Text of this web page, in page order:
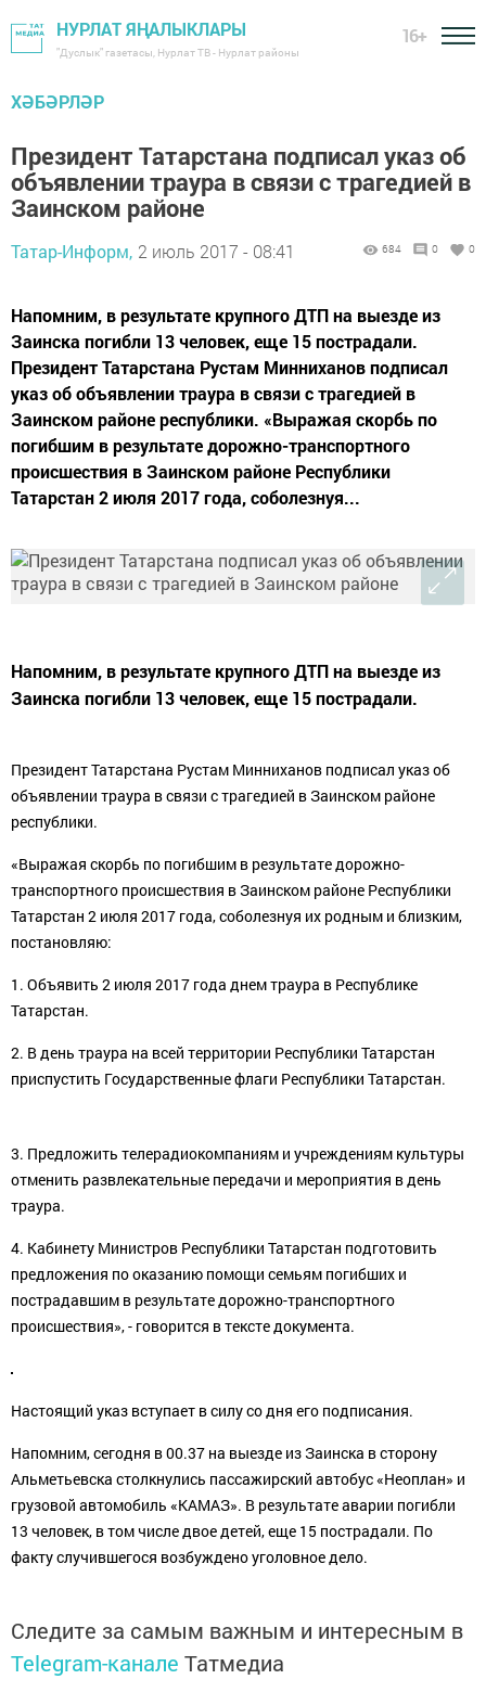
НУРЛАТ ЯҢАЛЫКЛАРЫ
"Дуслык" газетасы, Нурлат ТВ - Нурлат районы
16+
ХӘБӘРЛӘР
Президент Татарстана подписал указ об
объявлении траура в связи с трагедией в
Заинском районе
Татар-Информ, 2 июль 2017 - 08:41 684 0 0
Напомним, в результате крупного ДТП на выезде из
Заинска погибли 13 человек, еще 15 пострадали.
Президент Татарстана Рустам Минниханов подписал
указ об объявлении траура в связи с трагедией в
Заинском районе республики. «Выражая скорбь по
погибшим в результате дорожно-транспортного
происшествия в Заинском районе Республики
Татарстан 2 июля 2017 года, соболезнуя...
Напомним, в результате крупного ДТП на выезде из
Заинска погибли 13 человек, еще 15 пострадали.
Президент Татарстана Рустам Минниханов подписал указ об
объявлении траура в связи с трагедией в Заинском районе
республики.
«Выражая скорбь по погибшим в результате дорожно-
транспортного происшествия в Заинском районе Республики
Татарстан 2 июля 2017 года, соболезнуя их родным и близким,
постановляю:
1. Объявить 2 июля 2017 года днем траура в Республике
Татарстан.
2. В день траура на всей территории Республики Татарстан
приспустить Государственные флаги Республики Татарстан.
3. Предложить телерадиокомпаниям и учреждениям культуры
отменить развлекательные передачи и мероприятия в день
траура.
4. Кабинету Министров Республики Татарстан подготовить
предложения по оказанию помощи семьям погибших и
пострадавшим в результате дорожно-транспортного
происшествия», - говорится в тексте документа.
Настоящий указ вступает в силу со дня его подписания.
Напомним, сегодня в 00.37 на выезде из Заинска в сторону
Альметьевска столкнулись пассажирский автобус «Неоплан» и
грузовой автомобиль «КАМАЗ». В результате аварии погибли
13 человек, в том числе двое детей, еще 15 пострадали. По
факту случившегося возбуждено уголовное дело.
Следите за самым важным и интересным в
Telegram-канале Татмедиа